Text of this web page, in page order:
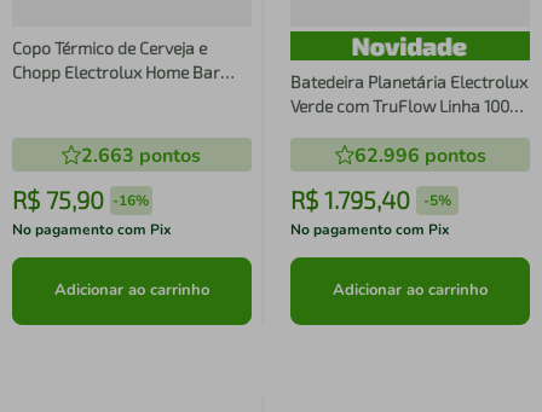
Copo Térmico de Cerveja e
Chopp Electrolux Home Bar
560ml Home Bar Inox Degrade
Azul e Preto2.663 pontos
R$ 75,90 -16%
No pagamento com Pix
Adicionar ao carrinho
Batedeira Planetária Electrolux
Verde com TruFlow Linha 100
62.996 pontos
R$ 1.795,40 -5%
No pagamento com Pix
Adicionar ao carrinho